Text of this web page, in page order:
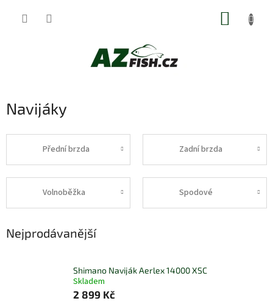
Navijáky
Přední brzda Zadní brzda
Volnoběžka Spodové
Nejprodávanější
Shimano Naviják Aerlex 14000 XSC
Skladem
2 899 Kč